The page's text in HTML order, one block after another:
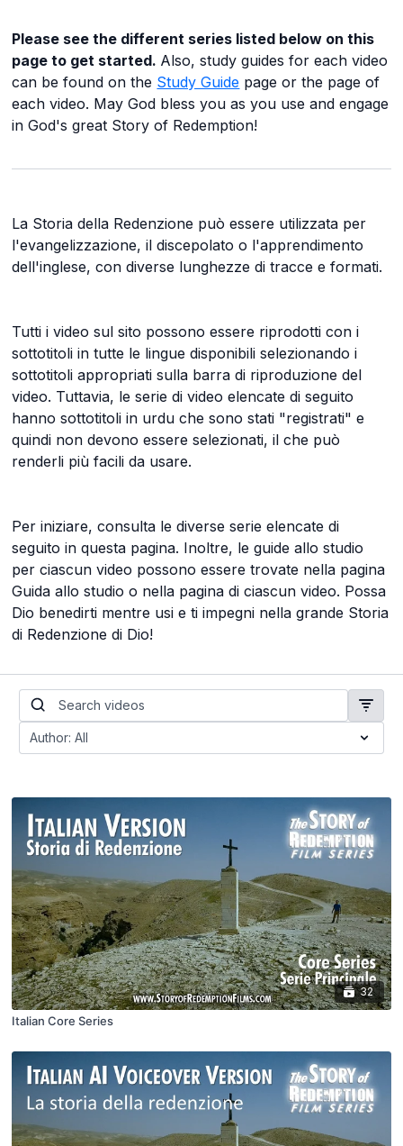
Please see the different series listed below on this
page to get started. Also, study guides for each video
can be found on the Study Guide page or the page of
each video. May God bless you as you use and engage
in God's great Story of Redemption!
La Storia della Redenzione può essere utilizzata per
l'evangelizzazione, il discepolato o l'apprendimento
dell'inglese, con diverse lunghezze di tracce e formati.
Tutti i video sul sito possono essere riprodotti con i
sottotitoli in tutte le lingue disponibili selezionando i
sottotitoli appropriati sulla barra di riproduzione del
video. Tuttavia, le serie di video elencate di seguito
hanno sottotitoli in urdu che sono stati "registrati" e
quindi non devono essere selezionati, il che può
renderli più facili da usare.
Per iniziare, consulta le diverse serie elencate di
seguito in questa pagina. Inoltre, le guide allo studio
per ciascun video possono essere trovate nella pagina
Guida allo studio o nella pagina di ciascun video. Possa
Dio benedirti mentre usi e ti impegni nella grande Storia
di Redenzione di Dio!
32
Italian Core Series